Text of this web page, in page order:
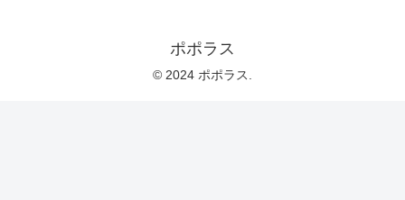
ポポラス
© 2024 ポポラス.